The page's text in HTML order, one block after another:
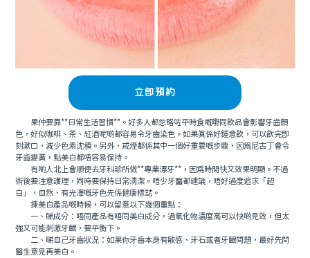
立即預約
果仲要靠**日常生活習慣**。好多人都忽略咗平時食嘅嘢同飲品會影響牙齒顏
色，好似咖啡、茶、紅酒呢啲都容易令牙齒染色。如果真係好鍾意飲，可以飲完即
刻漱口，減少色素沈積。另外，戒煙都係其中一個好重要嘅步驟，因為尼古丁會令
牙齒變黃，點美白都唔容易保持。
有啲人北上會順便去牙科診所做**專業漂牙**，因為時間快又效果明顯。不過
術後要注意護理，同時要保持日常清潔。唔少牙醫都建議，唔好過度追求「超
白」，自然、有光澤嘅牙色先係健康標誌。
揀美白產品嘅時候，可以留意以下幾個重點：
一、睇成分：唔同產品有唔同美白成分，過氧化物濃度高可以快啲見效，但太
強又可能刺激牙齦，要平衡下。
二、睇自己牙齒狀況：如果你牙齒本身有敏感、牙石或者牙齦問題，最好先問
醫生意見再美白。